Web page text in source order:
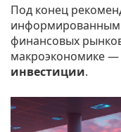
Под конец
финансовых
макроэкономике —
инвестиции.